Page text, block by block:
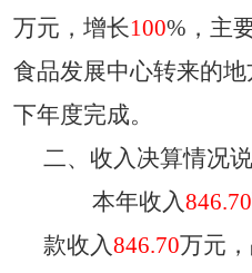
万元，增长100%，主
食品发展中心转来的
下年度完成。
二、收入决算情况
本年收入846.70
款收入846.70万元